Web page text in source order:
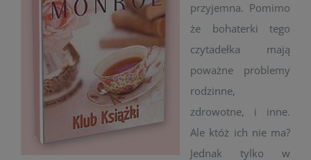
przyjemna. Pomimo
że bohaterki tego
czytadełka mają
poważne problemy
rodzinne,
zdrowotne, i inne.
Ale któż ich nie ma?
Jednak tylko w